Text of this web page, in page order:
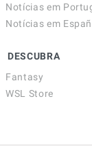
Notícias em
Notícias em
DESCUBRA
Fantasy
WSL Store